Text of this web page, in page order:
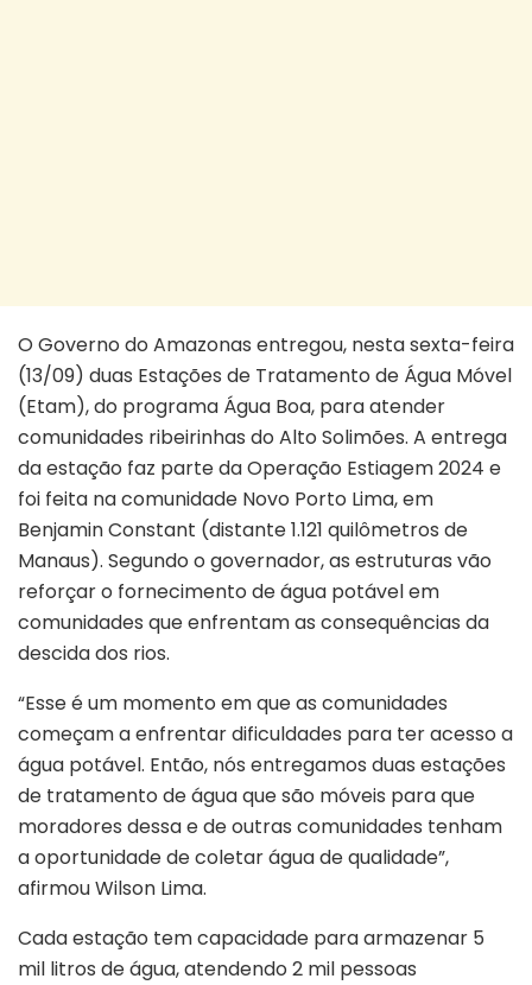
O Governo do Amazonas entregou, nesta sexta-feira
(13/09) duas Estações de Tratamento de Água Móvel
(Etam), do programa Água Boa, para atender
comunidades ribeirinhas do Alto Solimões. A entrega
da estação faz parte da Operação Estiagem 2024 e
foi feita na comunidade Novo Porto Lima, em
Benjamin Constant (distante 1.121 quilômetros de
Manaus). Segundo o governador, as estruturas vão
reforçar o fornecimento de água potável em
comunidades que enfrentam as consequências da
descida dos rios.
“Esse é um momento em que as comunidades
começam a enfrentar dificuldades para ter acesso a
água potável. Então, nós entregamos duas estações
de tratamento de água que são móveis para que
moradores dessa e de outras comunidades tenham
a oportunidade de coletar água de qualidade”,
afirmou Wilson Lima.
Cada estação tem capacidade para armazenar 5
mil litros de água, atendendo 2 mil pessoas